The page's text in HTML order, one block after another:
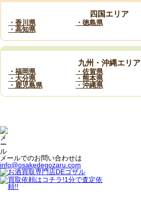
四国エリア
・香川県 ・徳島県
・高知県
九州・沖縄エリア
・福岡県 ・佐賀県
・大分県
・熊本県
・鹿児島県
・沖縄県
メールでのお問い合わせは
info@osakedegozaru.com